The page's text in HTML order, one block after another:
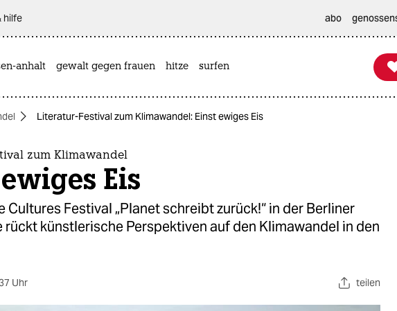
hilfe abo
anhalt gewalt gegen frauen hitze surfen
Literatur-Festival zum Klimawandel: Einst ewiges Eis
zum Klimawandel
Eis
Cultures Festival „Planet schreibt zurück!“ in der Berliner
rückt künstlerische Perspektiven auf den Klimawandel in den
Uhr teilen